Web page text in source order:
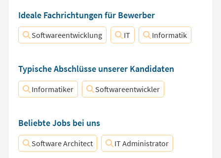
Ideale Fachrichtungen für Bewerber
Softwareentwicklung IT Informatik
Typische Abschlüsse unserer Kandidaten
Informatiker Softwareentwickler
Beliebte Jobs bei uns
Software Architect IT Administrator